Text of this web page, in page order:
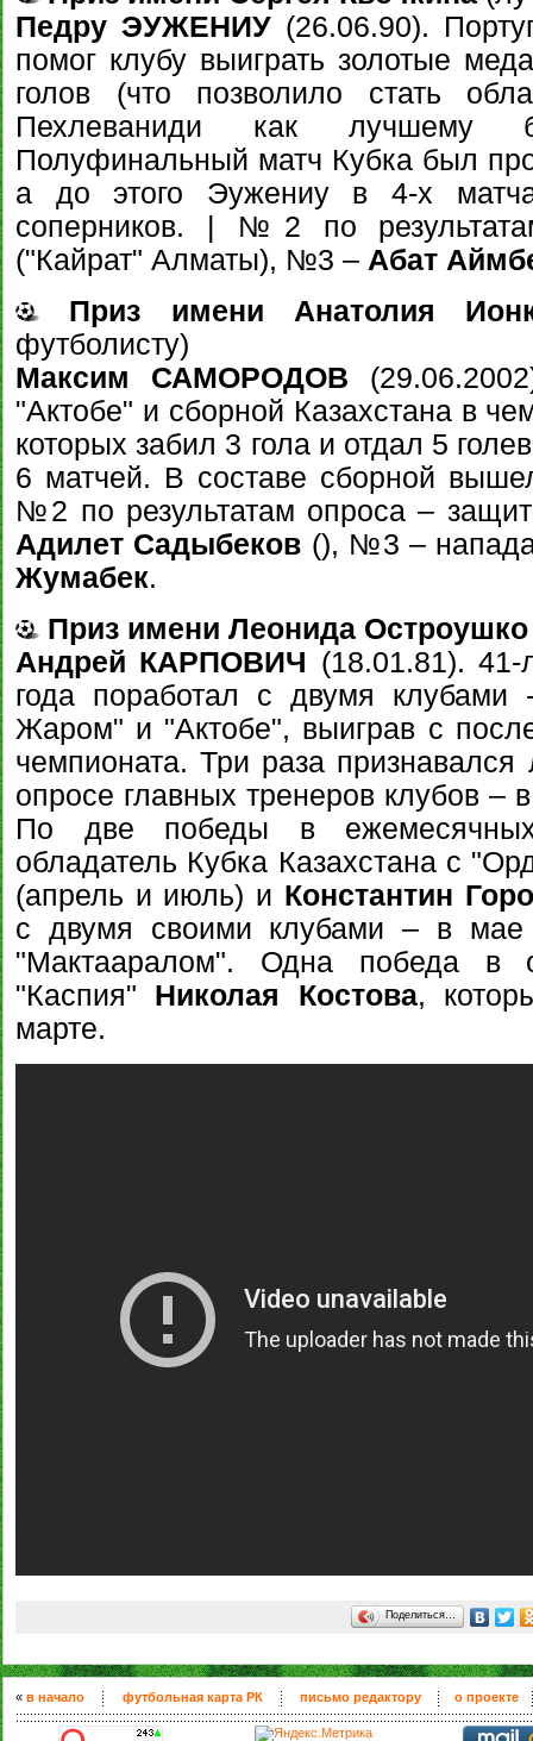
Педру ЭУЖЕНИУ (26.06.90).
помог клубу выиграть золотые
голов (что позволило стать
Пехлеваниди как лучшему
Полуфинальный матч Кубка был
а до этого Эужениу в 4-х
соперников. | №2 по
("Кайрат" Алматы), №3 – Абат
Приз имени Анатолия
футболисту)
Максим САМОРОДОВ
"Актобе" и сборной Казахстана в
которых забил 3 гола и отдал 5
6 матчей. В составе сборной
№2 по результатам опроса –
Адилет Садыбеков (), №3 –
Жумабек.
Приз имени Леонида Остроушко
Андрей КАРПОВИЧ (18.01.81). 41-
года поработал с двумя клубами
Жаром" и "Актобе", выиграв с
чемпионата. Три раза
опросе главных тренеров клубов –
По две победы в ежемесячных
обладатель Кубка Казахстана с
(апрель и июль) и Константин
с двумя своими клубами – в
"Мактааралом". Одна победа в
"Каспия" Николая Костова,
марте.
Поделиться…
« в начало футбольная карта РК письмо редактору о проекте